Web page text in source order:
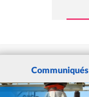
Communiqués